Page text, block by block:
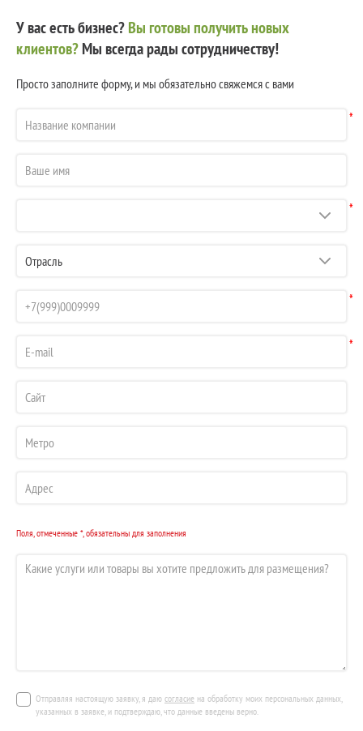
У вас есть бизнес?Вы готовы получить новых
клиентов?Мы всегда рады сотрудничеству!
Просто заполните форму, и мы обязательно свяжемся с вами
*
*
*
*
Поля, отмеченные *, обязательны для заполнения
Отправляя настоящую заявку, я даю согласие на обработку моих персональных данных,
указанных в заявке, и подтверждаю, что данные введены верно.